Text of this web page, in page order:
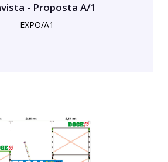
- Proposta A/1
EXPO/A1